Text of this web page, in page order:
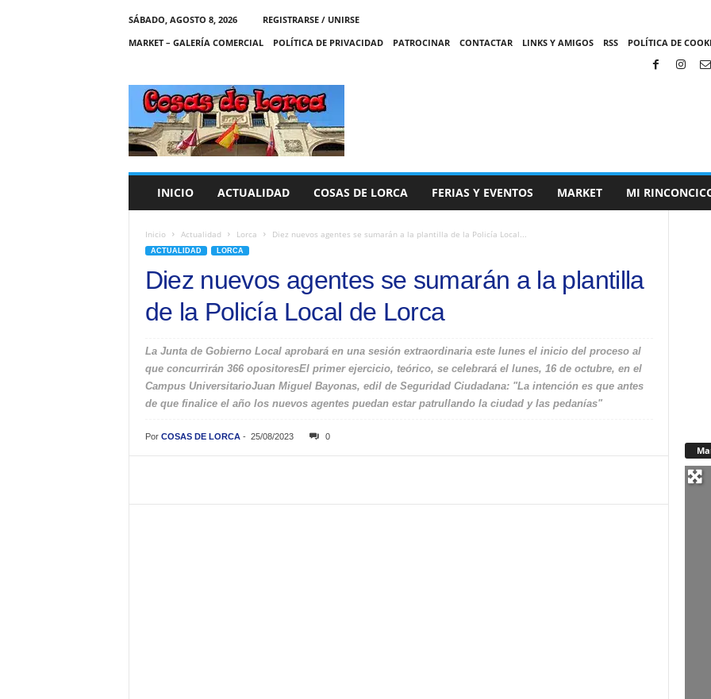
SÁBADO, AGOSTO 8, 2026
REGISTRARSE / UNIRSE
MARKET – GALERÍA COMERCIAL
POLÍTICA DE PRIVACIDAD PATROCINAR CONTACTAR LINKS Y AMIGOS RSS POLÍTICA DE
C
A
S
INICIO ACTUALIDAD COSAS DE LORCA FERIAS Y EVENTOS MARKET MI
Inicio Actualidad Lorca Diez nuevos agentes se sumarán a la plantilla de la Policía Local...
ACTUALIDAD LORCA
Diez nuevos agentes se sumarán a la plantilla
de la Policía Local de Lorca
La Junta de Gobierno Local aprobará en una sesión extraordinaria este lunes el inicio del proceso al
que concurrirán 366 opositoresEl primer ejercicio, teórico, se celebrará el lunes, 16 de octubre, en el
Campus UniversitarioJuan Miguel Bayonas, edil de Seguridad Ciudadana: "La intención es que antes
de que finalice el año los nuevos agentes puedan estar patrullando la ciudad y las pedanías"
Por COSAS DE LORCA- 25/08/2023 0